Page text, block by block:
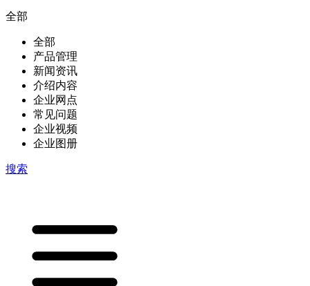
全部
全部
产品管理
新闻资讯
介绍内容
企业网点
常见问题
企业视频
企业图册
搜索